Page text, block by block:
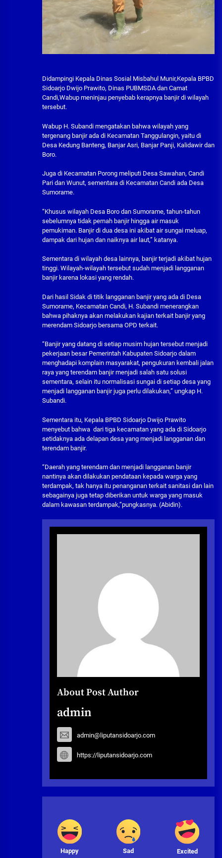
Didampingi Kepala Dinas Sosial Misbahul Munir,Kepala BPBD
Sidoarjo Dwijo Prawito, Dinas PUBMSDA dan Camat
Candi,Wabup meninjau penyebab kerapnya banjir di wilayah
tersebut.
Wabup H. Subandi mengatakan bahwa wilayah yang
tergenang banjir ada di Kecamatan Tanggulangin, yaitu di
Desa Kedung Banteng, Banjar Asri, Banjar Panji, Kalidawir dan
Boro.
Juga di Kecamatan Porong meliputi Desa Sawahan, Candi
Pari dan Wunut, sementara di Kecamatan Candi ada Desa
Sumorame.
“Khusus wilayah Desa Boro dan Sumorame, tahun-tahun
sebelumnya tidak pernah banjir hingga air masuk
pemukiman. Banjir di dua desa ini akibat air sungai meluap,
dampak dari hujan dan naiknya air laut,” katanya.
Sementara di wilayah desa lainnya, banjir terjadi akibat hujan
tinggi. Wilayah-wilayah tersebut sudah menjadi langganan
banjir karena lokasi yang rendah.
Dari hasil Sidak di titik langganan banjir yang ada di Desa
Sumorame, Kecamatan Candi, H. Subandi menerangkan
bahwa pihaknya akan melakukan kajian terkait banjir yang
merendam Sidoarjo bersama OPD terkait.
“Banjir yang datang di setiap musim hujan tersebut menjadi
pekerjaan besar Pemerintah Kabupaten Sidoarjo dalam
menghadapi komplain masyarakat, pengukuran kembali jalan
raya yang terendam banjir menjadi salah satu solusi
sementara, selain itu normalisasi sungai di setiap desa yang
menjadi langganan banjir juga perlu dilakukan,” ungkap H.
Subandi.
Sementara itu, Kepala BPBD Sidoarjo Dwijo Prawito
menyebut bahwa dari tiga kecamatan yang ada di Sidoarjo
setidaknya ada delapan desa yang menjadi langganan dan
terendam banjir.
“Daerah yang terendam dan menjadi langganan banjir
nantinya akan dilakukan pendataan kepada warga yang
terdampak, tak hanya itu penanganan terkait sanitasi dan lain
sebagainya juga tetap diberikan untuk warga yang masuk
dalam kawasan terdampak,”pungkasnya. (Abidin).
About Post Author
admin
admin@liputansidoarjo.com
https://liputansidoarjo.com
Happy Sad Excited